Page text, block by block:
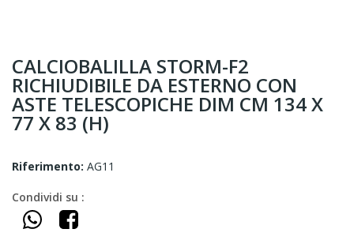
CALCIOBALILLA STORM-F2
RICHIUDIBILE DA ESTERNO CON
ASTE TELESCOPICHE DIM CM 134 X
77 X 83 (H)
Riferimento: AG11
Condividi su :